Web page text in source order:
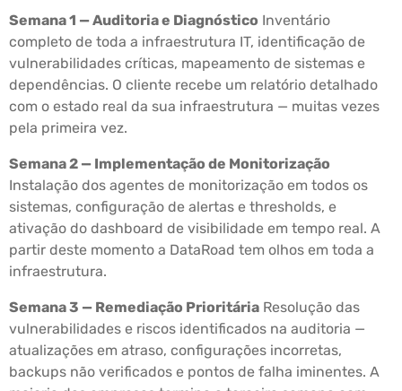
Semana 1 — Auditoria e Diagnóstico Inventário
completo de toda a infraestrutura IT, identificação de
vulnerabilidades críticas, mapeamento de sistemas e
dependências. O cliente recebe um relatório detalhado
com o estado real da sua infraestrutura — muitas vezes
pela primeira vez.
Semana 2 — Implementação de Monitorização
Instalação dos agentes de monitorização em todos os
sistemas, configuração de alertas e thresholds, e
ativação do dashboard de visibilidade em tempo real. A
partir deste momento a DataRoad tem olhos em toda a
infraestrutura.
Semana 3 — Remediação Prioritária Resolução das
vulnerabilidades e riscos identificados na auditoria —
atualizações em atraso, configurações incorretas,
backups não verificados e pontos de falha iminentes. A